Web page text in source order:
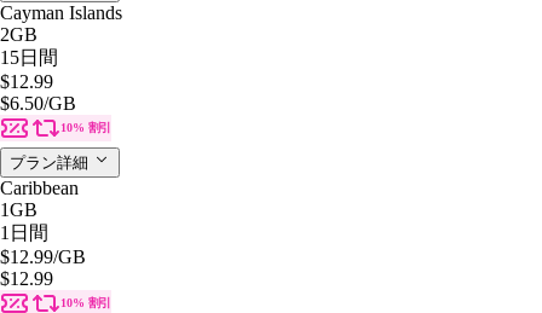
Cayman Islands
2GB
15日間
$12.99
$6.50/GB
10% 割引
プラン詳細
Caribbean
1GB
1日間
$12.99/GB
$12.99
10% 割引